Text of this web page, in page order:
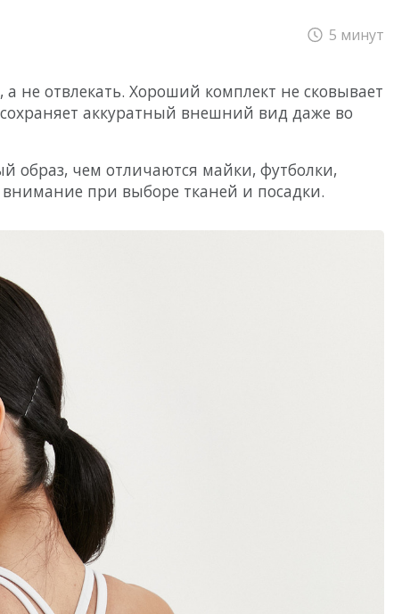
ТРЕНИРОВОК
Одежда для фитнеса
Одежда для йоги
Одежда для бега
Одежда для тенниса
collection
Viscose collection
Soft Cover collection
5 минут
а не отвлекать. Хороший комплект не сковывает
аккуратный внешний вид даже во
образ, чем отличаются майки, футболки,
при выборе тканей и посадки.